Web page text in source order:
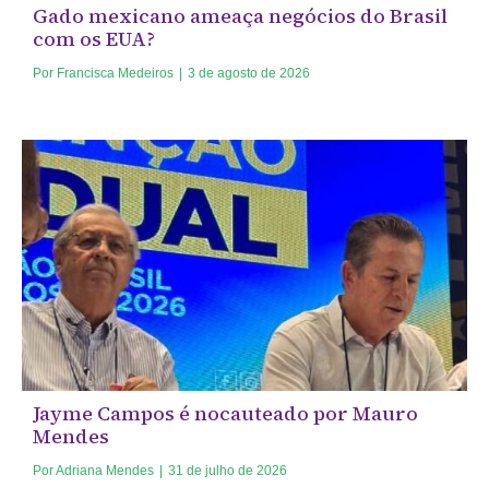
Gado mexicano ameaça negócios do Brasil
com os EUA?
Por Francisca Medeiros | 3 de agosto de 2026
Jayme Campos é nocauteado por Mauro
Mendes
PorAdriana Mendes | 31 de julho de 2026